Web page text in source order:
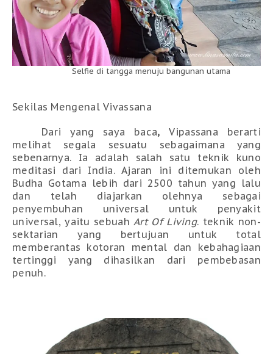
Selfie di tangga menuju bangunan utama
Sekilas Mengenal Vivassana
Dari yang saya baca,Vipassana
berarti
melihat segala sesuatu sebagaimana yang
sebenarnya. Ia adalah salah satu teknik kuno
meditasi dari India. Ajaran ini ditemukan oleh
Budha Gotama lebih dari 2500 tahun yang lalu
dan telah diajarkan olehnya sebagai
penyembuhan universal untuk penyakit
universal, yaitu sebuah Art Of Living. teknik non-
sektarianyang bertujuan untuk total
memberantas kotoran mental dan kebahagiaan
tertinggi yang dihasilkan dari pembebasan
penuh.